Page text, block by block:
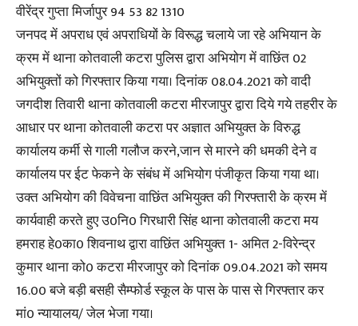
वीरेंद्र गुप्ता मिर्जापुर 94 53 82 1310
जनपद में अपराध एवं अपराधियों के विरूद्ध चलाये जा रहे अभियान के
क्रम में थाना कोतवाली कटरा पुलिस द्वारा अभियोग में वाछिंत 02
अभियुक्तों को गिरफ्तार किया गया। दिनांक 08.04.2021 को वादी
जगदीश तिवारी थाना कोतवाली कटरा मीरजापुर द्वारा दिये गये तहरीर के
आधार पर थाना कोतवाली कटरा पर अज्ञात अभियुक्त के विरुद्ध
कार्यालय कर्मी से गाली गलौज करने,जान से मारने की धमकी देने व
कार्यालय पर ईट फेकने के संबंध में अभियोग पंजीकृत किया गया था।
उक्त अभियोग की विवेचना वाछिंत अभियुक्त की गिरफ्तारी के क्रम में
कार्यवाही करते हुए उ0नि0 गिरधारी सिंह थाना कोतवाली कटरा मय
हमराह हे0का0 शिवनाथ द्वारा वाछिंत अभियुक्त 1- अमित 2-विरेन्द्र
कुमार थाना को0 कटरा मीरजापुर को दिनांक 09.04.2021 को समय
16.00 बजे बड़ी बसही सैम्फोर्ड स्कूल के पास के पास से गिरफ्तार कर
मां0 न्यायालय/ जेल भेजा गया।